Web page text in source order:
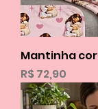
Mantinha
Preço
R$ 72,90